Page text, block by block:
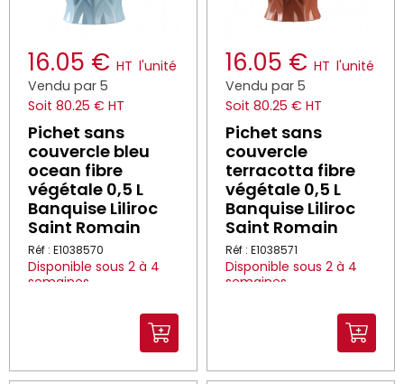
16.05 € HT l'unité
Vendu par 5
Soit 80.25 € HT
Pichet sans
couvercle bleu
ocean fibre
végétale 0,5 L
Banquise Liliroc
Saint Romain
Réf : E1038570
Disponible sous 2 à 4
semaines
16.05 € HT l'unité
Vendu par 5
Soit 80.25 € HT
Pichet sans
couvercle
terracotta fibre
végétale 0,5 L
Banquise Liliroc
Saint Romain
Réf : E1038571
Disponible sous 2 à 4
semaines